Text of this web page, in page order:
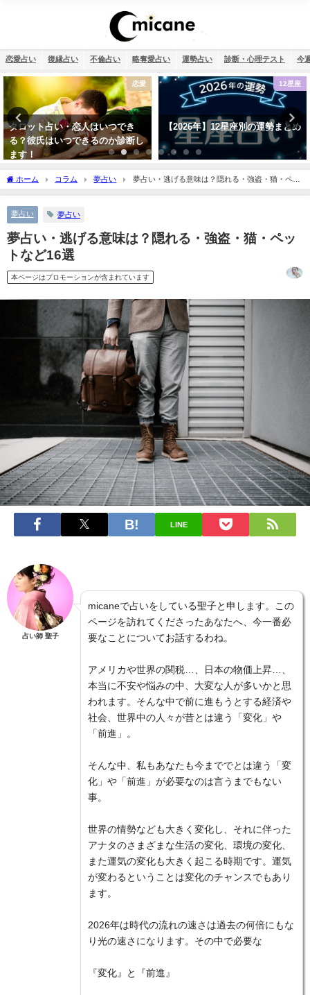
恋愛占い 復縁占い 不倫占い 略奪愛占い 運勢占い 診断・心理テスト 今
恋愛
でき
診断し
12星座
【2026年】12星座別の運勢まとめ
ス
2026年のラッキーパワー
はカーネリアン！恋愛・
ホーム コラム 夢占い
夢占い・逃げる意味は？隠れる・強盗・猫・ペッ
トなど16選
夢占い 夢占い
夢占い・逃げる意味は？隠れる・強盗・猫・ペッ
トなど16選
本ページはプロモーションが含まれています
LINE
占い師 聖子
micaneで占いをしている聖子と申します。この
ページを訪れてくださったあなたへ、今一番必
要なことについてお話するわね。
アメリカや世界の関税…、日本の物価上昇…、
本当に不安や悩みの中、大変な人が多いかと思
われます。そんな中で前に進もうとする経済や
社会、世界中の人々が昔とは違う「変化」や
「前進」。
そんな中、私もあなたも今まででとは違う「変
化」や「前進」が必要なのは言うまでもない
事。
世界の情勢なども大きく変化し、それに伴った
アナタのさまざまな生活の変化、環境の変化、
また運気の変化も大きく起こる時期です。運気
が変わるということは変化のチャンスでもあり
ます。
2026年は時代の流れの速さは過去の何倍にもな
り光の速さになります。その中で必要な
『変化』と『前進』